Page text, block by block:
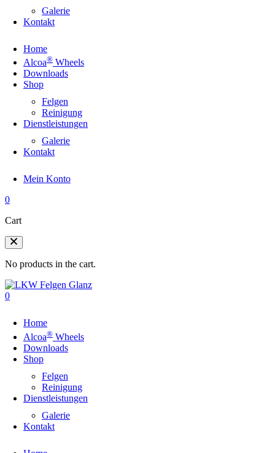
Galerie
Kontakt
Home
Alcoa® Wheels
Downloads
Shop
Felgen
Reinigung
Dienstleistungen
Galerie
Kontakt
Mein Konto
0
Cart
No products in the cart.
0
Home
Alcoa® Wheels
Downloads
Shop
Felgen
Reinigung
Dienstleistungen
Galerie
Kontakt